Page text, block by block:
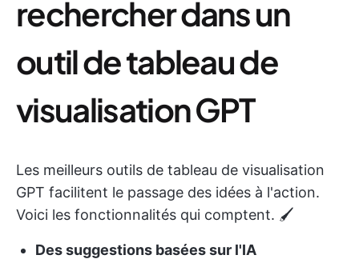
rechercher dans un
outil de tableau de
visualisation GPT
Les meilleurs outils de tableau de visualisation
GPT facilitent le passage des idées à l'action.
Voici les fonctionnalités qui comptent. 🖌️
Des suggestions basées sur l'IA